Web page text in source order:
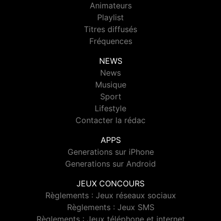
Animateurs
Playlist
Titres diffusés
Fréquences
NEWS
News
Musique
Sport
Lifestyle
Contacter la rédac
APPS
Generations sur iPhone
Generations sur Android
JEUX CONCOURS
Règlements : Jeux réseaux sociaux
Règlements : Jeux SMS